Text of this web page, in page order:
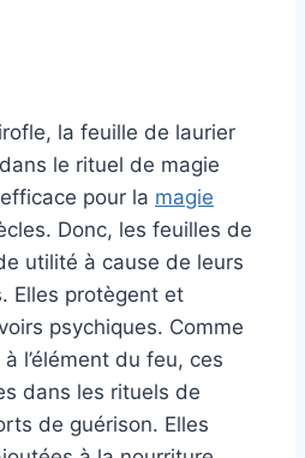
la feuille de laurier
le rituel de magie
pour la magie
Donc, les feuilles de
utilité à cause de leurs
Elles protègent et
psychiques. Comme
l’élément du feu, ces
dans les rituels de
de guérison. Elles